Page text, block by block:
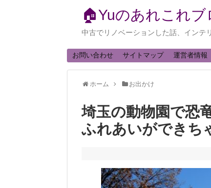
🏠Yuのあれこれブ
中古でリノベーションした話、インテ
お問い合わせ サイトマップ 運営者情報
ホーム お出かけ
埼玉の動物園で恐
ふれあいができち